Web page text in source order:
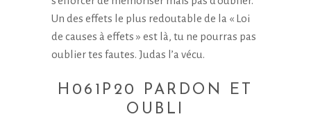
H061P20 PARDON ET
OUBLI